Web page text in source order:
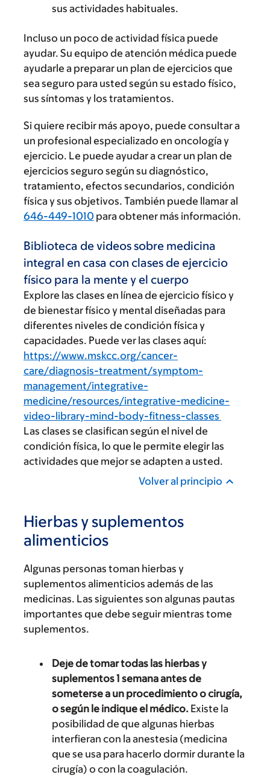
sus actividades habituales.
Incluso un poco de actividad física puede
ayudar. Su equipo de atención médica puede
ayudarle a preparar un plan de ejercicios que
sea seguro para usted según su estado físico,
sus síntomas y los tratamientos.
Si quiere recibir más apoyo, puede consultar a
un profesional especializado en oncología y
ejercicio. Le puede ayudar a crear un plan de
ejercicios seguro según su diagnóstico,
tratamiento, efectos secundarios, condición
física y sus objetivos. También puede llamar al
646-449-1010 para obtener más información.
Biblioteca de videos sobre medicina
integral en casa con clases de ejercicio
físico para la mente y el cuerpo
Explore las clases en línea de ejercicio físico y
de bienestar físico y mental diseñadas para
diferentes niveles de condición física y
capacidades. Puede ver las clases aquí:
https://www.mskcc.org/cancer-
care/diagnosis-treatment/symptom-
management/integrative-
medicine/resources/integrative-medicine-
video-library-mind-body-fitness-classes
Las clases se clasifican según el nivel de
condición física, lo que le permite elegir las
actividades que mejor se adapten a usted.
Volver al principio
Hierbas y suplementos
alimenticios
Algunas personas toman hierbas y
suplementos alimenticios además de las
medicinas. Las siguientes son algunas pautas
importantes que debe seguir mientras tome
suplementos.
Deje de tomar todas las hierbas y
suplementos 1 semana antes de
someterse a un procedimiento o cirugía,
o según le indique el médico. Existe la
posibilidad de que algunas hierbas
interfieran con la anestesia (medicina
que se usa para hacerlo dormir durante la
cirugía) o con la coagulación.